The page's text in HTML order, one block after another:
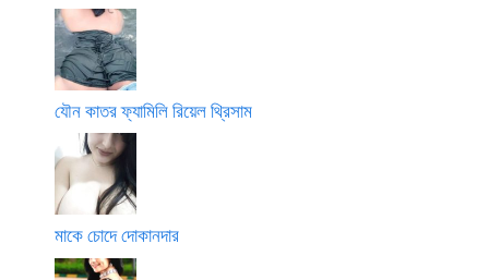
যৌন কাতর ফ্যামিলি রিয়েল থ্রিসাম
মাকে চোদে দোকানদার